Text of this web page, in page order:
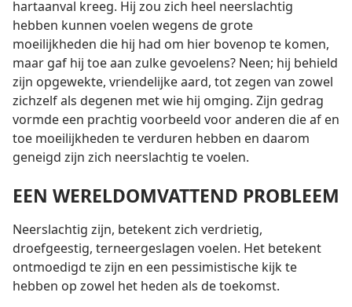
hartaanval kreeg. Hij zou zich heel neerslachtig
hebben kunnen voelen wegens de grote
moeilijkheden die hij had om hier bovenop te komen,
maar gaf hij toe aan zulke gevoelens? Neen; hij behield
zijn opgewekte, vriendelijke aard, tot zegen van zowel
zichzelf als degenen met wie hij omging. Zijn gedrag
vormde een prachtig voorbeeld voor anderen die af en
toe moeilijkheden te verduren hebben en daarom
geneigd zijn zich neerslachtig te voelen.
EEN WERELDOMVATTEND PROBLEEM
Neerslachtig zijn, betekent zich verdrietig,
droefgeestig, terneergeslagen voelen. Het betekent
ontmoedigd te zijn en een pessimistische kijk te
hebben op zowel het heden als de toekomst.